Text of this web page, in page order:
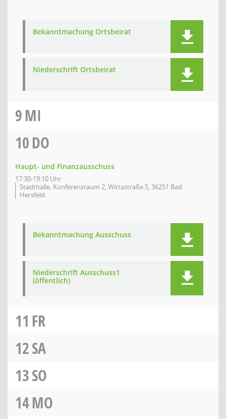
Bekanntmachung Ortsbeirat
Niederschrift Ortsbeirat
9MI
10DO
Haupt- und Finanzausschuss
17:30-19:10 Uhr
Stadthalle, Konferenzraum 2, Wittastraße 5, 36251 Bad
Hersfeld
Bekanntmachung Ausschuss
Niederschrift Ausschuss1
(öffentlich)
11 FR
12SA
13SO
14MO